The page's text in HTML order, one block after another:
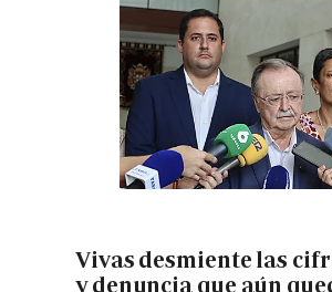
Vivas desmiente las
y denuncia que aún